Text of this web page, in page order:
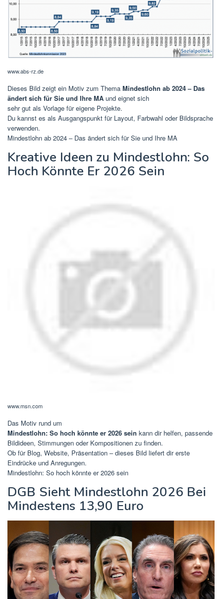
www.abs-rz.de
Dieses Bild zeigt ein Motiv zum Thema Mindestlohn ab 2024 – Das
ändert sich für Sie und Ihre MA und eignet sich
sehr gut als Vorlage für eigene Projekte.
Du kannst es als Ausgangspunkt für Layout, Farbwahl oder Bildsprache
verwenden.
Mindestlohn ab 2024 – Das ändert sich für Sie und Ihre MA
Kreative Ideen zu Mindestlohn: So
Hoch Könnte Er 2026 Sein
www.msn.com
Das Motiv rund um
Mindestlohn: So hoch könnte er 2026 sein kann dir helfen, passende
Bildideen, Stimmungen oder Kompositionen zu finden.
Ob für Blog, Website, Präsentation – dieses Bild liefert dir erste
Eindrücke und Anregungen.
Mindestlohn: So hoch könnte er 2026 sein
DGB Sieht Mindestlohn 2026 Bei
Mindestens 13,90 Euro